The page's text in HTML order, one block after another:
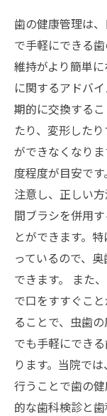
歯の健康管理は
で手軽にできる
維持がより簡単
に関するアドバ
期的に交換する
たり、変形した
ができなくなり
度程度が目安で
注意し、正しい
間ブラシを併用
とができます。
っているので、
できます。 また
で口をすすぐこ
ることで、虫歯
でも手軽にでき
ります。当院で
行うことで歯の
的な歯科検診と